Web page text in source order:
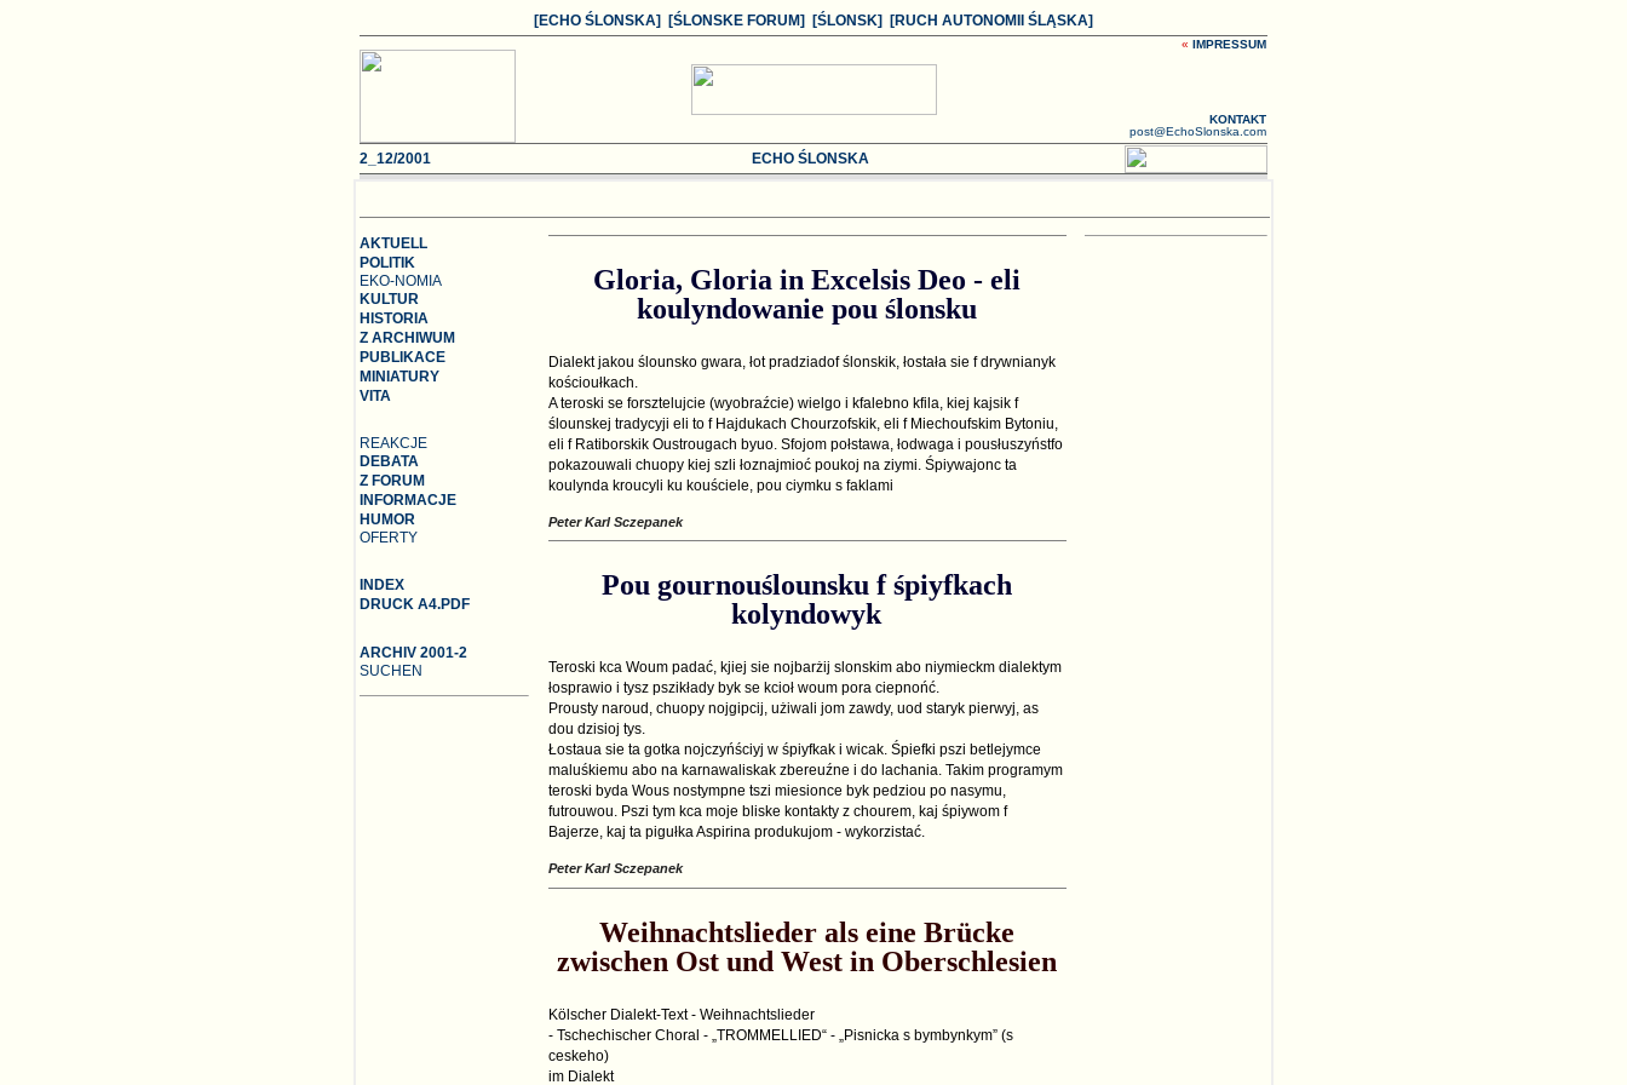
[ECHO ŚLONSKA] [ŚLONSKE FORUM] [ŚLONSK] [RUCH AUTONOMII ŚLĄSKA]
« IMPRESSUM
KONTAKT
post@EchoSlonska.com
2 _12/2001 ECHO ŚLONSKA
AKTUELL
POLITIK
EKO-NOMIA
KULTUR
HISTORIA
Z ARCHIWUM
PUBLIKACE
MINIATURY
VITA
REAKCJE
DEBATA
Z FORUM
INFORMACJE
HUMOR
OFERTY
INDEX
DRUCK A4.PDF
ARCHIV 2001-2
SUCHEN
Gloria, Gloria in Excelsis Deo - eli
koulyndowanie pou ślonsku
Dialekt jakou ślounsko gwara, łot pradziadof ślonskik, łostała sie f drywnianyk
kościoułkach.
A teroski se forsztelujcie (wyobraźcie) wielgo i kfalebno kfila, kiej kajsik f
ślounskej tradycyji eli to f Hajdukach Chourzofskik, eli f Miechoufskim Bytoniu,
eli f Ratiborskik Oustrougach byuo. Sfojom połstawa, łodwaga i pousłuszyństfo
pokazouwali chuopy kiej szli łoznajmioć poukoj na ziymi. Śpiywajonc ta
koulynda kroucyli ku kouściele, pou ciymku s faklami
Peter Karl Sczepanek
Pou gournouślounsku f śpiyfkach
kolyndowyk
Teroski kca Woum padać, kjiej sie nojbarżij slonskim abo niymieckm dialektym
łosprawio i tysz pszikłady byk se kcioł woum pora ciepnońć.
Prousty naroud, chuopy nojgipcij, użiwali jom zawdy, uod staryk pierwyj, as
dou dzisioj tys.
Łostaua sie ta gotka nojczyńściyj w śpiyfkak i wicak. Śpiefki pszi betlejymce
maluśkiemu abo na karnawaliskak zbereuźne i do lachania. Takim programym
teroski byda Wous nostympne tszi miesionce byk pedziou po nasymu,
futrouwou. Pszi tym kca moje bliske kontakty z chourem, kaj śpiywom f
Bajerze, kaj ta pigułka Aspirina produkujom - wykorzistać.
Peter Karl Sczepanek
Weihnachtslieder als eine Brücke
zwischen Ost und West in Oberschlesien
Kölscher Dialekt-Text - Weihnachtslieder
- Tschechischer Choral - „TROMMELLIED“ - „Pisnicka s bymbynkym” (s
ceskeho)
im Dialekt